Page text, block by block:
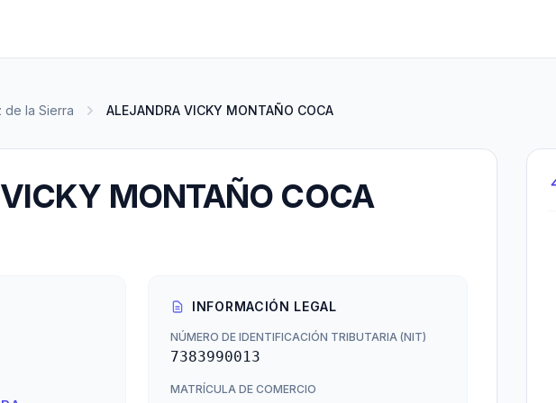
de la Sierra ALEJANDRA VICKY MONTAÑO COCA
MONTAÑO COCA
INFORMACIÓN LEGAL
NÚMERO DE IDENTIFICACIÓN TRIBUTARIA (NIT)
7383990013
MATRÍCULA DE COMERCIO